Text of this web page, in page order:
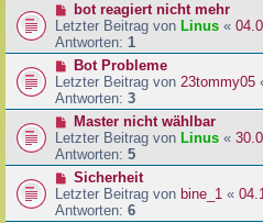
bot reagiert nicht mehr
Letzter Beitrag von Linus «
Antworten: 1
Bot Probleme
Letzter Beitrag von 23tommy05
Antworten: 3
Master nicht wählbar
Letzter Beitrag von Linus «
Antworten: 5
Sicherheit
Letzter Beitrag von bine_1 «
Antworten: 6